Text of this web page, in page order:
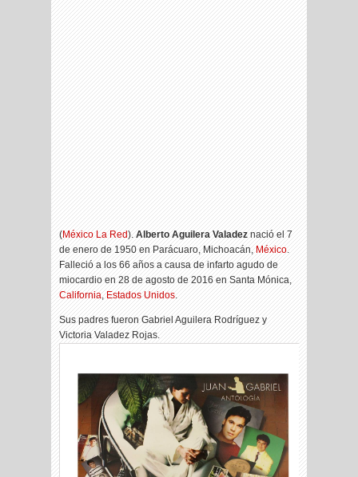
(México La Red).Alberto Aguilera Valadeznació el 7
de enero de 1950 en Parácuaro, Michoacán,México.
Falleció a los 66 años a causa de infarto agudo de
miocardio en 28 de agosto de 2016 en Santa Mónica,
California,Estados Unidos.
Sus padres fueron Gabriel Aguilera Rodríguez y
Victoria Valadez Rojas.